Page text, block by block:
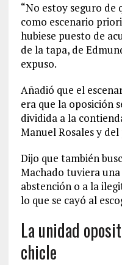
“No estoy seguro de
como escenario
hubiese puesto de
de la tapa, de
expuso.
Añadió que el
era que la oposición
dividida a la
Manuel Rosales y
Dijo que también
Machado tuviera
abstención o a la
lo que se cayó al
La unidad
chicle